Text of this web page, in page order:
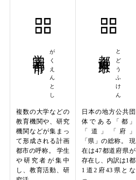
がくえんとし
複数の大学などの
教育機関や、研究
機関などが集まっ
て形成される計画
都市の呼称。 学生
や研究者が集中
し、教育活動、研
とどうふけん
日本の地方公共団
体である「都」
「道」「府」
「県」の総称。 現
在は47都道府県が
存在し、内訳は1都
1道2府43県とな